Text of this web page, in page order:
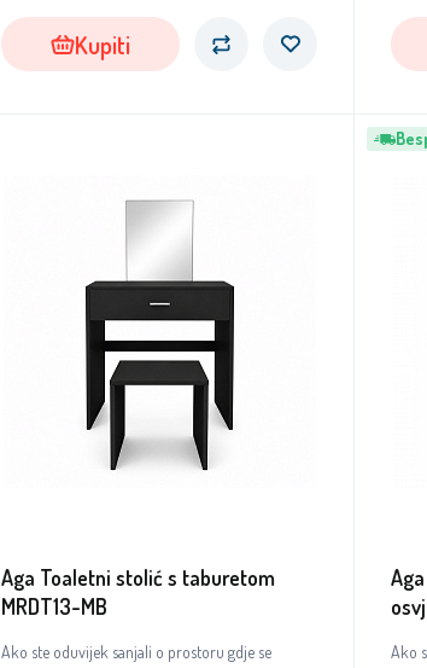
Kupiti
Aga Toaletni stolić s taburetom
MRDT13-MB
Ako ste oduvijek sanjali o prostoru gdje se Ako